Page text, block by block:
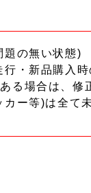
題の無い状態)
・新品購入
る場合は、修
ー等)は全て未